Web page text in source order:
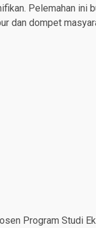
Pelemahan ini
dan dompet
Program Studi